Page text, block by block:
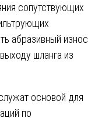
сопутствующих
абразивный износ
шланга из
основой для
по